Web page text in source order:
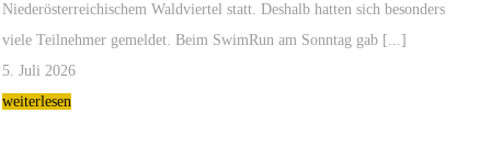
Niederösterreichischem Waldviertel statt. Deshalb hatten sich besonders
viele Teilnehmer gemeldet. Beim SwimRun am Sonntag gab [...]
5. Juli 2026
weiterlesen